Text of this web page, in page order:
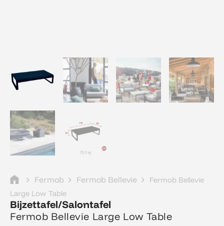
Fermob Fermob Bellevie
Fermob Bellevie
Large Low Table
Bijzettafel/Salontafel
Fermob Bellevie Large Low Table